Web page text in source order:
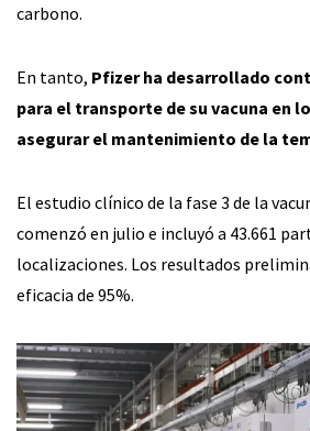
carbono.
En tanto, Pfizer ha desarrollado
para el transporte de su vacuna en
asegurar el mantenimiento de la
El estudio clínico de la fase 3 de la
comenzó en julio e incluyó a 43.661
localizaciones. Los resultados
eficacia de 95%.